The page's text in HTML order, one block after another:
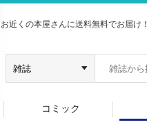
近くの本屋さんに送料無料でお届け！
コミック